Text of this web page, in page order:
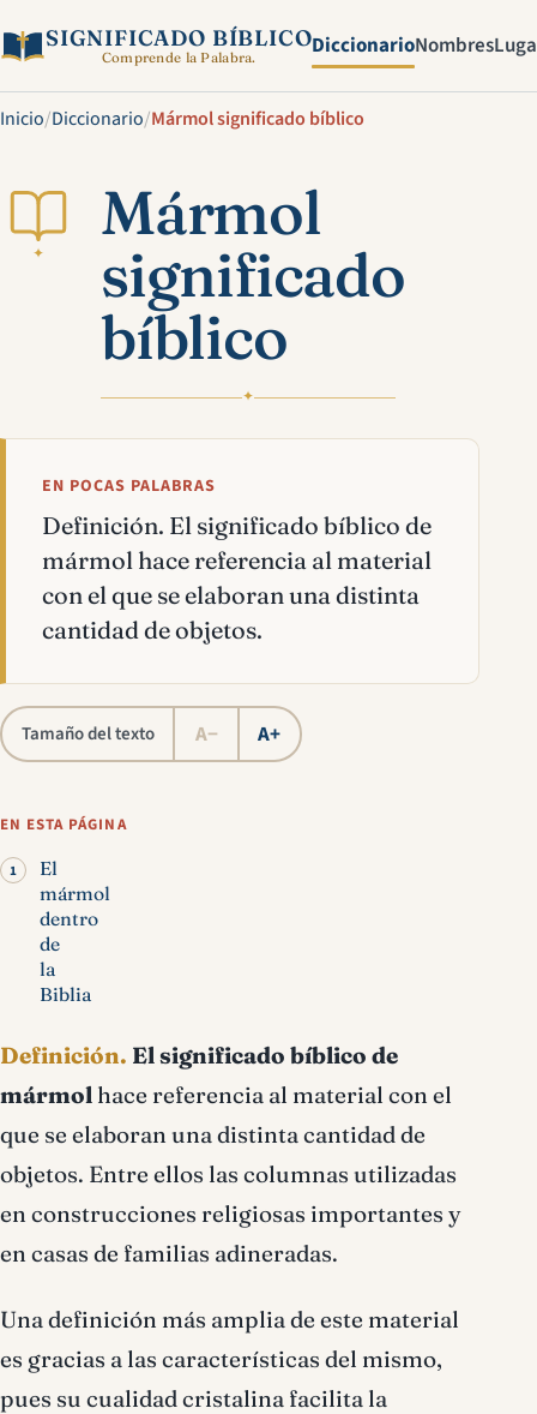
SIGNIFICADO BÍBLICO
Comprende la Palabra. DiccionarioNombres
Inicio/Diccionario/Mármol significado bíblico
✦
Mármol
significado
bíblico
✦
EN POCAS PALABRAS
Definición. El significado bíblico de
mármol hace referencia al material
con el que se elaboran una distinta
cantidad de objetos.
Tamaño del texto A− A+
EN ESTA PÁGINA
El
mármol
dentro
de
la
Biblia
Definición. Elsignificado bíblico de
mármol hace referencia al material con el
que se elaboran una distinta cantidad de
objetos. Entre ellos las columnas utilizadas
en construcciones religiosas importantes y
en casas de familias adineradas.
Una definición más amplia de este material
es gracias a las características del mismo,
pues su cualidad cristalina facilita la